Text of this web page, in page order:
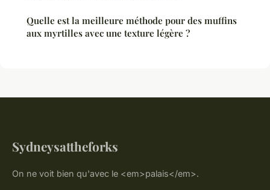
Quelle est la meilleure méthode pour des muffins
aux myrtilles avec une texture légère ?
Sydneysattheforks
On ne voit bien qu'avec le <em>palais</em>.